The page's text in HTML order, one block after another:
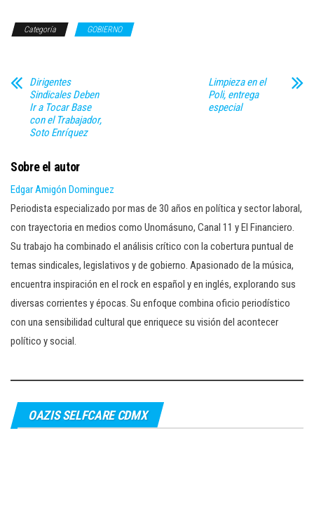
Categoría GOBIERNO
Dirigentes
Sindicales Deben
Ir a Tocar Base
con el Trabajador,
Soto Enríquez
Limpieza en el
Poli, entrega
especial
Sobre el autor
Edgar Amigón Dominguez
Periodista especializado por mas de 30 años en política y sector laboral,
con trayectoria en medios como Unomásuno, Canal 11 y El Financiero.
Su trabajo ha combinado el análisis crítico con la cobertura puntual de
temas sindicales, legislativos y de gobierno. Apasionado de la música,
encuentra inspiración en el rock en español y en inglés, explorando sus
diversas corrientes y épocas. Su enfoque combina oficio periodístico
con una sensibilidad cultural que enriquece su visión del acontecer
político y social.
OAZIS SELFCARE CDMX